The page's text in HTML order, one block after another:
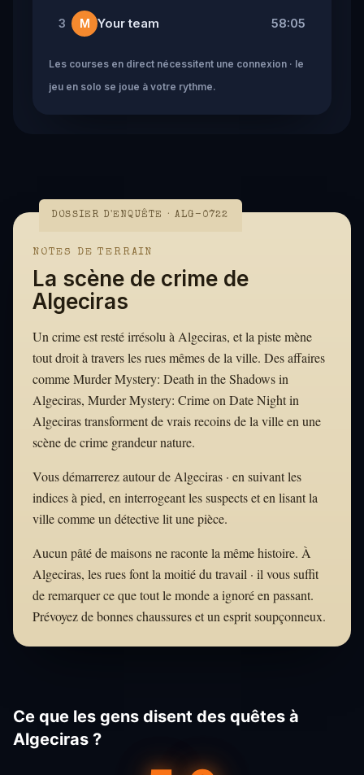
3 M Your team 58:05
Les courses en direct nécessitent une connexion · le
jeu en solo se joue à votre rythme.
DOSSIER D'ENQUÊTE · ALG-0722
NOTES DE TERRAIN
La scène de crime de
Algeciras
Un crime est resté irrésolu à Algeciras, et la piste mène
tout droit à travers les rues mêmes de la ville. Des affaires
comme Murder Mystery: Death in the Shadows in
Algeciras, Murder Mystery: Crime on Date Night in
Algeciras transforment de vrais recoins de la ville en une
scène de crime grandeur nature.
Vous démarrerez autour de Algeciras · en suivant les
indices à pied, en interrogeant les suspects et en lisant la
ville comme un détective lit une pièce.
Aucun pâté de maisons ne raconte la même histoire. À
Algeciras, les rues font la moitié du travail · il vous suffit
de remarquer ce que tout le monde a ignoré en passant.
Prévoyez de bonnes chaussures et un esprit soupçonneux.
Ce que les gens disent des quêtes à
Algeciras ?